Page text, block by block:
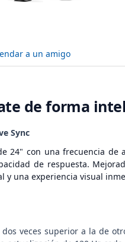
a un amigo
de forma
Sync
24" con una frecuencia
de respuesta.
y una experiencia visual
veces superior a la de